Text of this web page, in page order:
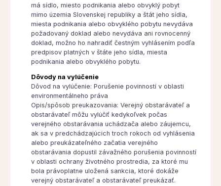
má sídlo, miesto podnikania alebo obvyklý pobyt
mimo územia Slovenskej republiky a štát jeho sídla,
miesta podnikania alebo obvyklého pobytu nevydáva
požadovaný doklad alebo nevydáva ani rovnocenný
doklad, možno ho nahradiť čestným vyhlásením podľa
predpisov platných v štáte jeho sídla, miesta
podnikania alebo obvyklého pobytu.
Dôvody na vylúčenie
Dôvod na vylúčenie: Porušenie povinností v oblasti
environmentálneho práva
Opis/spôsob preukazovania: Verejný obstarávateľ a
obstarávateľ môžu vylúčiť kedykoľvek počas
verejného obstarávania uchádzača alebo záujemcu,
ak sa v predchádzajúcich troch rokoch od vyhlásenia
alebo preukázateľného začatia verejného
obstarávania dopustil závažného porušenia povinností
v oblasti ochrany životného prostredia, za ktoré mu
bola právoplatne uložená sankcia, ktoré dokáže
verejný obstarávateľ a obstarávateľ preukázať.